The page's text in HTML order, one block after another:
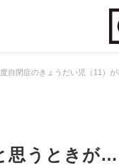
自閉症のきょうだい児（11）
思うときが